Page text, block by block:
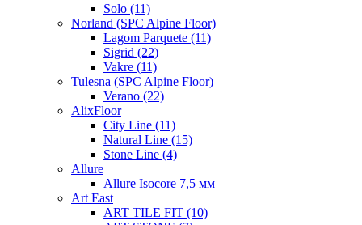
Solo (11)
Norland (SPC Alpine Floor)
Lagom Parquete (11)
Sigrid (22)
Vakre (11)
Tulesna (SPC Alpine Floor)
Verano (22)
AlixFloor
City Line (11)
Natural Line (15)
Stone Line (4)
Allure
Allure Isocore 7,5 мм
Art East
ART TILE FIT (10)